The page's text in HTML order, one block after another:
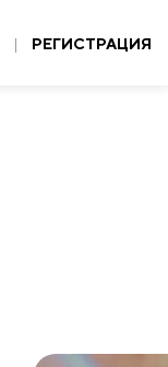
| РЕГИСТРАЦИЯ